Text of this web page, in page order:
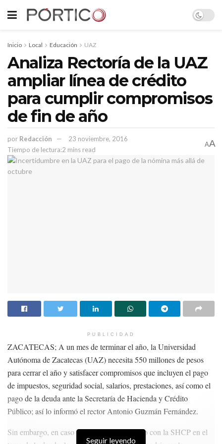
Inicio Local Educación UAZ
Analiza Rectoría de la UAZ
ampliar línea de crédito
para cumplir compromisos
de fin de año
por Redacción
23 noviembre, 2016
Tiempo de lectura:2 mins read
AA
PUBLICIDAD
ZACATECAS; A un mes de terminar el año, la Universidad
Autónoma de Zacatecas (UAZ) necesita 550 millones de pesos
para cerrar el año y satisfacer compromisos que incluyen el pago
de impuestos, seguridad social, salarios, prestaciones, así como el
pago de la deuda ante la Secretaría de Hacienda y Crédito
Público; así lo informó el rector Antonio Guzmán Fernández.
Sin embargo, en caso de no tener un acuerdo con la SHCP en el
Seguir leyendo